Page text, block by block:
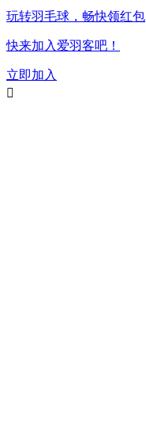
玩转羽毛球，畅快领红包
快来加入爱羽客吧！
立即加入
